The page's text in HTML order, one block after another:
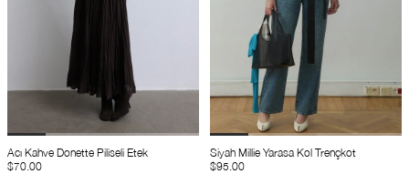
Acı Kahve Donette Piliseli Etek
$70.00
Siyah Millie Yarasa Kol Trençkot
$95.00